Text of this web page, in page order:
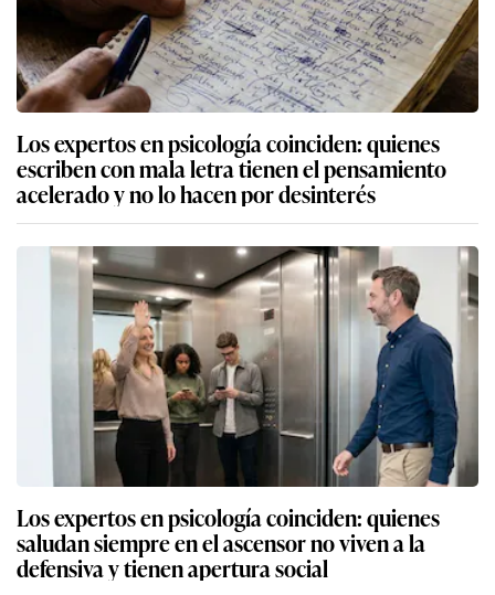
Los expertos en psicología coinciden: quienes
escriben con mala letra tienen el pensamiento
acelerado y no lo hacen por desinterés
Los expertos en psicología coinciden: quienes
saludan siempre en el ascensor no viven a la
defensiva y tienen apertura social